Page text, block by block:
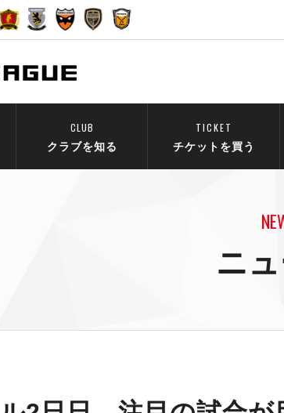
CLUB
クラブを知る
TICKET
チケットを買う
ニ